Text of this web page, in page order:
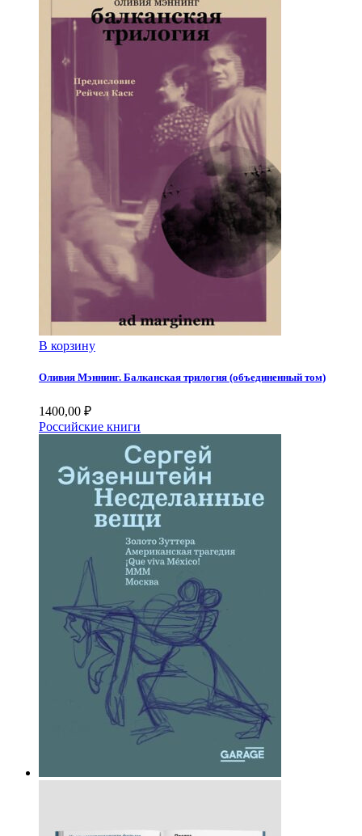
В корзину
Оливия Мэннинг. Балканская трилогия (объединенный том)
1400,00 ₽
Российские книги